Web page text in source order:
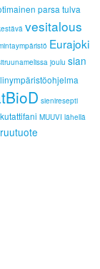
parsa tulva
vesitalous
Eurajoki
joulu sian
sieniresepti
MUUVI lähellä